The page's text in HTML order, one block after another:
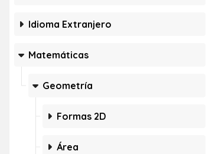
Idioma Extranjero
Matemáticas
Geometría
Formas 2D
Área